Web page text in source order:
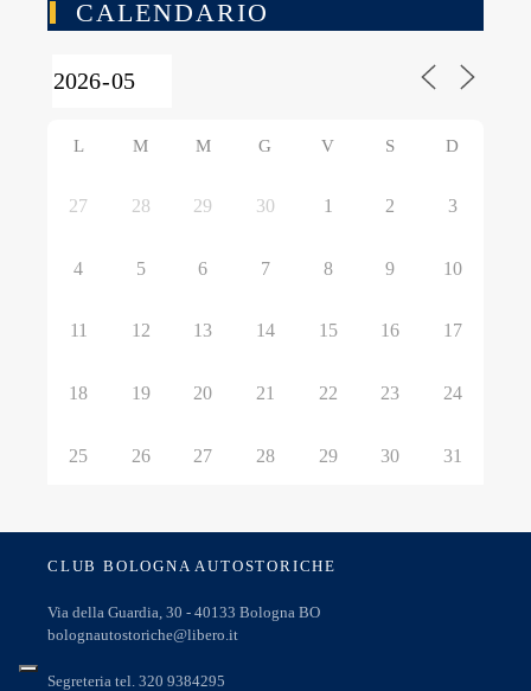
CALENDARIO
L M M G V S D
27 28 29 30 1 2 3
4 5 6 7 8 9 10
11 12 13 14 15 16 17
18 19 20 21 22 23 24
25 26 27 28 29 30 31
CLUB BOLOGNA AUTOSTORICHE
Via della Guardia, 30 - 40133 Bologna BO
bolognautostoriche@libero.it
Segreteria tel. 320 9384295